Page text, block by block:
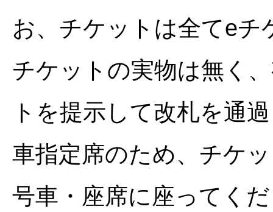
お、チケットは全てe
チケットの実物は無く
トを提示して改札を通
車指定席のため、チケ
号車・座席に座ってく